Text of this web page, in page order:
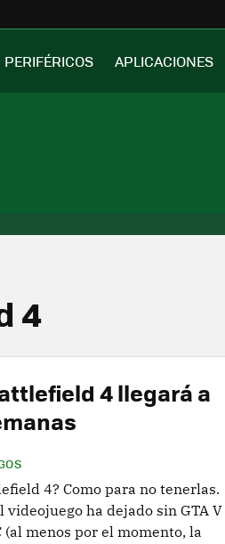
PERIFÉRICOS APLICACIONES
4
4 llegará a
4? Como para no tenerlas.
videojuego ha dejado sin GTA V
(al menos por el momento, la